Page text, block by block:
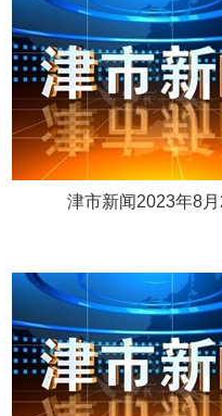
津市新闻2023年8月